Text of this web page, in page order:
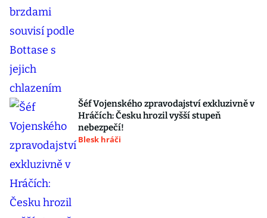
Šéf Vojenského zpravodajství exkluzivně v
Hráčích: Česku hrozil vyšší stupeň
nebezpečí!
Blesk hráči